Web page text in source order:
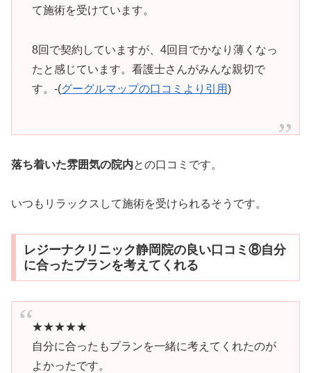
て施術を受けています。
8回で契約していますが、4回目でかなり薄くなっ
たと感じています。看護士さんがみんな親切で
す。-(グーグルマップの口コミより引用)
落ち着いた雰囲気の院内との口コミです。
いつもリラックスして施術を受けられるそうです。
レジーナクリニック静岡院の良い口コミ⑧自分
に合ったプランを考えてくれる
★★★★★
自分に合ったもプランを一緒に考えてくれたのが
よかったです。